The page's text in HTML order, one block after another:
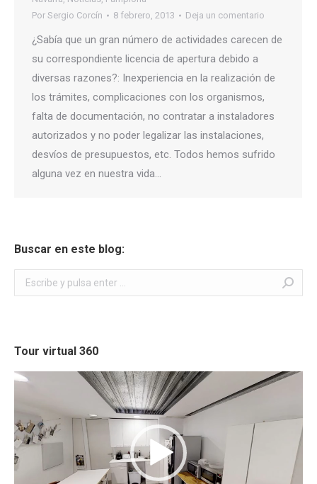
Por Sergio Corcín 8 febrero, 2013 Deja un comentario
¿Sabía que un gran número de actividades carecen de
su correspondiente licencia de apertura debido a
diversas razones?: Inexperiencia en la realización de
los trámites, complicaciones con los organismos,
falta de documentación, no contratar a instaladores
autorizados y no poder legalizar las instalaciones,
desvíos de presupuestos, etc. Todos hemos sufrido
alguna vez en nuestra vida…
Buscar en este blog:
Buscar:
Tour virtual 360
Reproductor